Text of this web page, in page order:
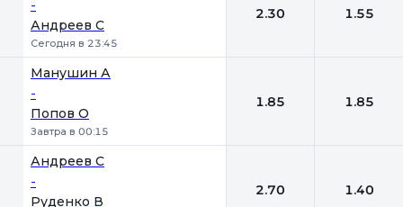
-
Андреев С
Сегодня в 23:45
2.30 1.55
Манушин А
-
Попов О
Завтра в 00:15
1.85 1.85
Андреев С
-
Руденко В
2.70 1.40